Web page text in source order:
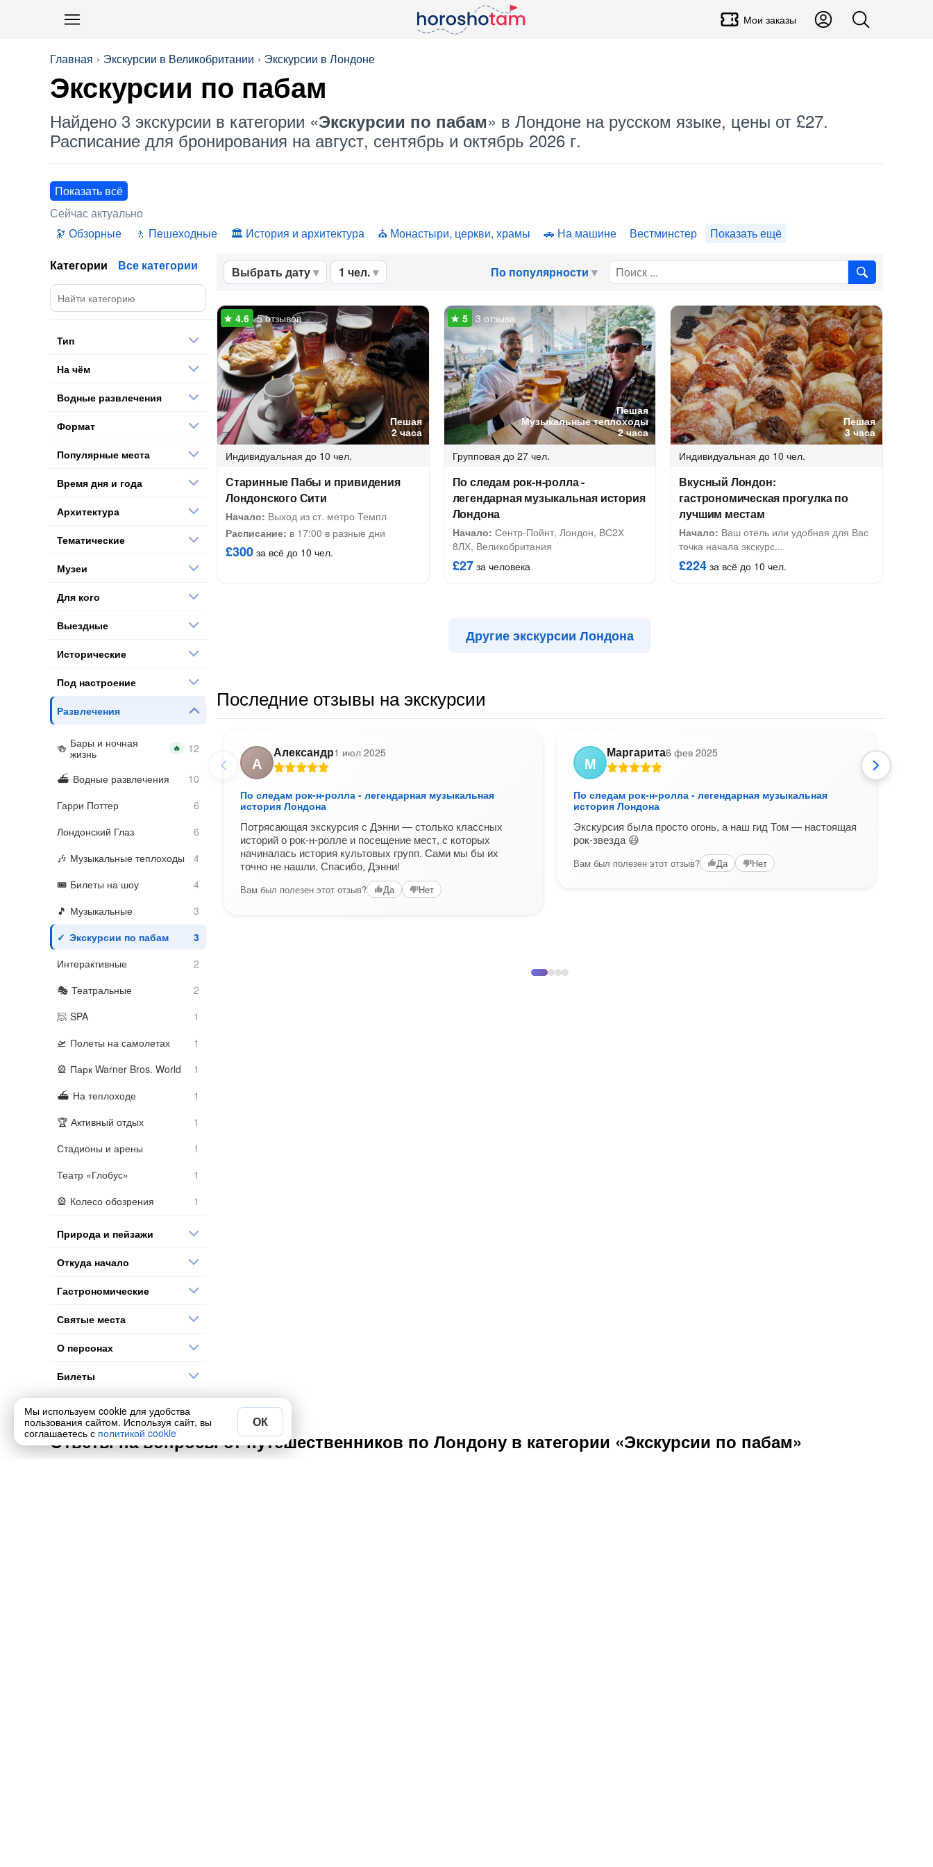
Мои заказы
Главная Экскурсии в Великобритании Экскурсии в Лондоне
Экскурсии по пабам
Найдено 3 экскурсии в категории «Экскурсии по пабам» в Лондоне на русском языке, цены от £27.
Расписание для бронирования на август, сентябрь и октябрь 2026 г.
Показать всё
Сейчас актуально
Обзорные
Пешеходные История и архитектура Монастыри, церкви, храмы На машине Вестминстер Показать ещё
Выбрать дату 1 чел. По популярности
Пешая
2 часа
5 отзывов
Индивидуальная до 10 чел.
Старинные Пабы и привидения
Лондонского Сити
Начало: Выход из ст. метро Темпл
Расписание: в 17:00 в разные дни
£300 за всё до 10 чел.
Пешая
Музыкальные теплоходы
2 часа
3 отзыва
Групповая до 27 чел.
По следам рок-н-ролла -
легендарная музыкальная история
Лондона
Начало: Сентр-Пойнт, Лондон, ВС2Х
8ЛХ, Великобритания
£27за человека
Пешая
3 часа
Индивидуальная до 10 чел.
Вкусный Лондон:
гастрономическая прогулка по
лучшим местам
Начало: Ваш отель или удобная для Вас
точка начала экскурс...
£224 за всё до 10 чел.
Другие экскурсии Лондона
Последние отзывы на экскурсии
А
Александр1 июл 2025
По следам рок-н-ролла - легендарная музыкальная
история Лондона
Потрясающая экскурсия с Дэнни — столько классных
историй о рок-н-ролле и посещение мест, с которых
начиналась история культовых групп. Сами мы бы их
точно не нашли. Спасибо, Дэнни!
Вам был полезен этот отзыв? Да Нет
М
Маргарита6 фев 2025
По следам рок-н-ролла - легендарная музыкальная
история Лондона
Экскурсия была просто огонь, а наш гид Том — настоящая
рок-звезда 😃
Вам был полезен этот отзыв? Да Нет
Категории Все категории
Тип
На чём
Водные развлечения
Формат
Популярные места
Время дня и года
Архитектура
Тематические
Музеи
Для кого
Выездные
Исторические
Под настроение
Развлечения
Бары и ночная
жизнь
🔥
Водные развлечения
Гарри Поттер
Лондонский Глаз
Музыкальные теплоходы
Билеты на шоу
Музыкальные
Экскурсии по пабам
Интерактивные
Театральные
SPA
Полеты на самолетах
Парк Warner Bros. World
На теплоходе
Активный отдых
Стадионы и арены
Театр «Глобус»
Колесо обозрения
Природа и пейзажи
Откуда начало
Гастрономические
Святые места
О персонах
Билеты
Ответы на вопросы от путешественников по Лондону в категории «Экскурсии по пабам»
Мы используем cookie для удобства
пользования сайтом. Используя сайт, вы
соглашаетесь с политикой cookie
ОК